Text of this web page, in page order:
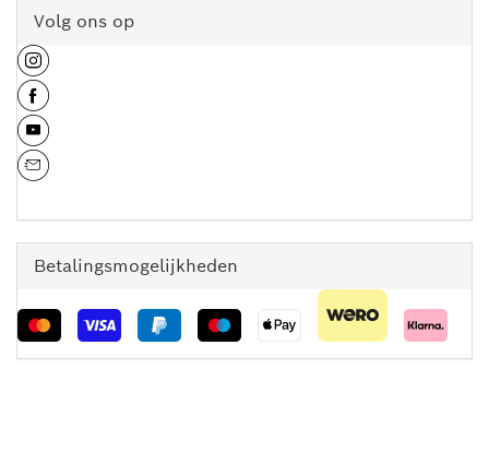
Volg ons op
Betalingsmogelijkheden